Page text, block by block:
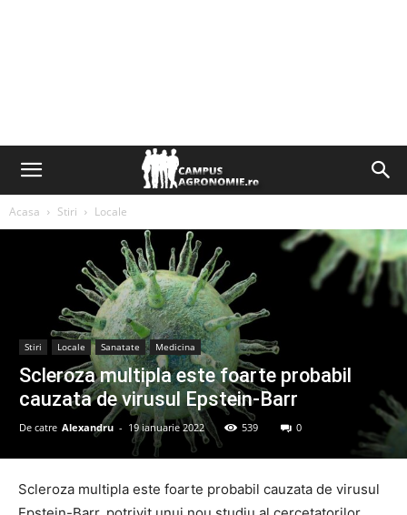
Acasa Stiri Locale
Stiri Locale Sanatate Medicina
Scleroza multipla este foarte probabil
cauzata de virusul Epstein-Barr
De catre Alexandru - 19 ianuarie 2022 539 0
Scleroza multipla este foarte probabil cauzata de virusul